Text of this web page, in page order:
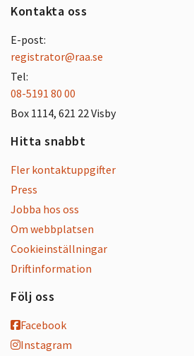
Kontakta oss
E-post:
registrator@raa.se
Tel:
08-5191 80 00
Box 1114, 621 22 Visby
Hitta snabbt
Fler kontaktuppgifter
Press
Jobba hos oss
Om webbplatsen
Cookieinställningar
Driftinformation
Följ oss
Facebook
Instagram